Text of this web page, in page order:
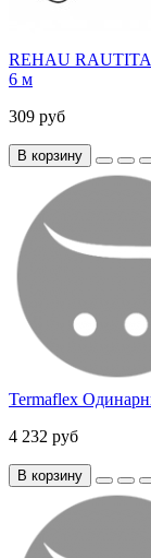
REHAU
6 м
309 руб
В корзину
Termaflex
4 232 руб
В корзину